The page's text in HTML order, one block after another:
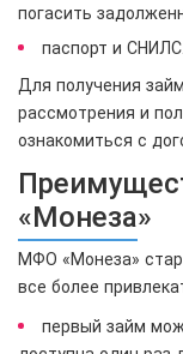
погасить
паспорт и СНИЛС.
Для получения
рассмотрения и
ознакомиться с
«Монеза»
МФО «Монеза»
все более
первый займ